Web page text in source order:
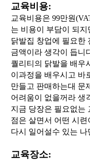
교육비용:
교육비용은 99만원
는 비용이 부담이 되지
닭발집 창업에 필요한
금액이라 생각이 듭니
퀄리티의 닭발을 배우
이과정을 배우시고 바
만들고 판매하는대 문
어려움이 없을꺼라 생
지금 당장은 필요없는
점은 살면서 어떤 시련
다시 일어설수 있는
교육장소: